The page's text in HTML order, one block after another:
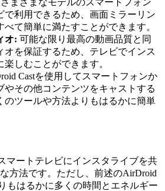
さまざまなモデルのスマートフォン
で利用できるため、画面ミラーリン
べて簡単に満たすことができます。
オ: 可能な限り最高の動画品質と同
オを保証するため、テレビでインス
楽しむことができます。
Castを使用してスマートフォンか
やその他コンテンツをキャストする
のツールや方法よりもはるかに簡単
マートテレビにインスタライブを共
方法です。ただし、前述のAirDroid
もはるかに多くの時間とエネルギー